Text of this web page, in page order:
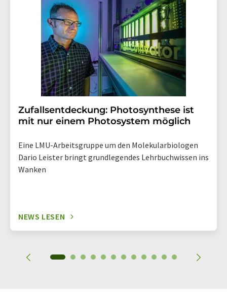
widerruf@lumitos.com mit Wirkung für die Zukunft
widerrufen. Zudem ist in jeder E-Mail ein Link zur
Abbestellung des entsprechenden Newsletters
enthalten.
Zufallsentdeckung: Photosynthese ist
mit nur einem Photosystem möglich
Eine LMU-Arbeitsgruppe um den Molekularbiologen
Dario Leister bringt grundlegendes Lehrbuchwissen ins
Wanken
NEWS LESEN